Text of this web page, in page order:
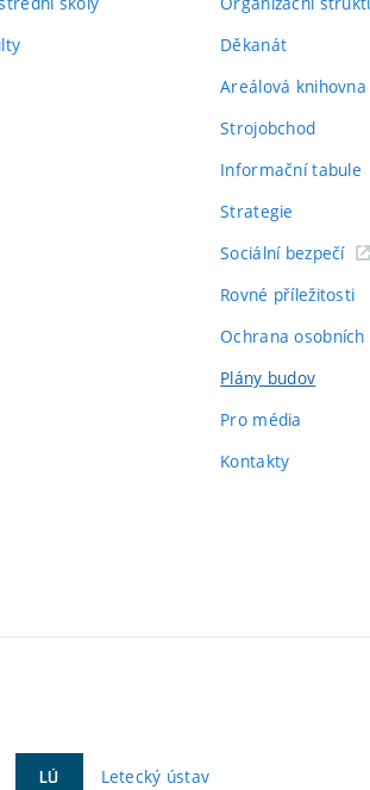
Děkanát
Areálová knihovna
Strojobchod
Informační tabule
Strategie
Sociální bezpečí
Rovné příležitosti
Ochrana osobních
Plány budov
Pro média
Kontakty
LÚ Letecký ústav